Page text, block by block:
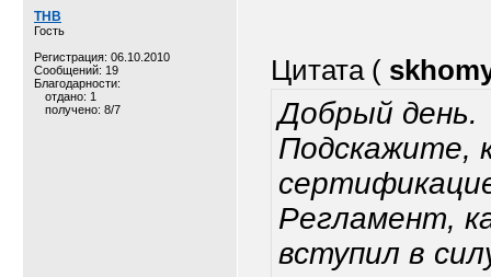
ТНВ
Гость
Регистрация: 06.10.2010
Сообщений: 19
Благодарности:
отдано: 1
получено: 8/7
Цитата (
Добрый день.
Подскажите,
Регламент,
вступил в